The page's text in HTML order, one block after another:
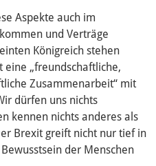
(EP)
Aspekte auch im
und Verträge
Königreich stehen
eine „freundschaftliche,
Zusammenarbeit“ mit
dürfen uns nichts
kennen nichts anderes als
Brexit greift nicht nur tief in
der Menschen